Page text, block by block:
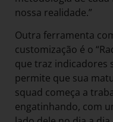
nossa realidade.”
Outra ferramenta
customização é o
que traz indicadores
permite que sua
squad começa a
engatinhando, com